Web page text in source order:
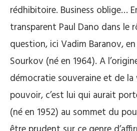
rédhibitoire. Business oblige…
transparent Paul Dano dans le
question, ici Vadim Baranov,
Sourkov (né en 1964). A
démocratie souveraine et de
pouvoir, c’est lui qui aurait
(né en 1952) au sommet du